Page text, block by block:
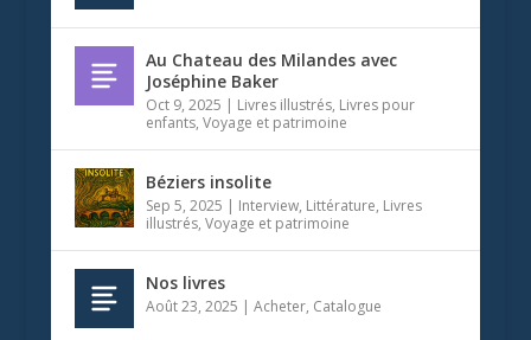
Au Chateau des Milandes avec
Joséphine Baker
Oct 9, 2025 Livres illustrés, Livres pour
enfants, Voyage et patrimoine
Béziers insolite
Sep 5, 2025 Interview, Littérature, Livres
illustrés, Voyage et patrimoine
Nos livres
Août 23, 2025 Acheter, Catalogue